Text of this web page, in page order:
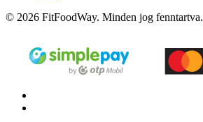
© 2026 FitFoodWay. Minden jog fenntartva.